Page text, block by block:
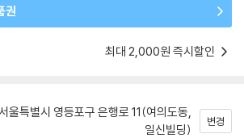
권
최대 2,000원 즉시할인
울특별시 영등포구 은행로 11(여의도동,
일신빌딩)
변경